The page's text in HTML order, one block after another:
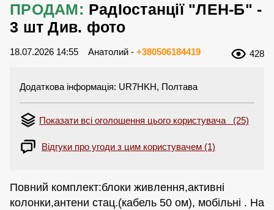
ПРОДАМ: РадІостанції "ЛЕН-Б" -
3 шт Див. фото
18.07.2026 14:55 Анатолий - +380506184419 428
Додаткова інформація: UR7HKH, Полтава
Показати всі оголошення цього користувача (25)
Відгуки про угоди з цим користувачем (1)
Повний комплект:блоки живлення,активні
колонки,антени стац.(кабель 50 ом), мобільні . На